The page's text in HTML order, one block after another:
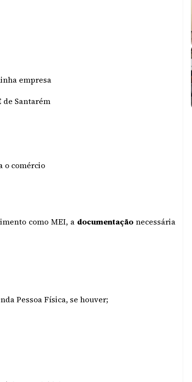
empresa
de Santarém
o comércio
como MEI, a documentaçãonecessária
Pessoa Física, se houver;